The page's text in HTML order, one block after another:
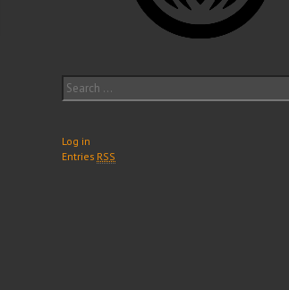
Search
for:
Log in
Entries RSS